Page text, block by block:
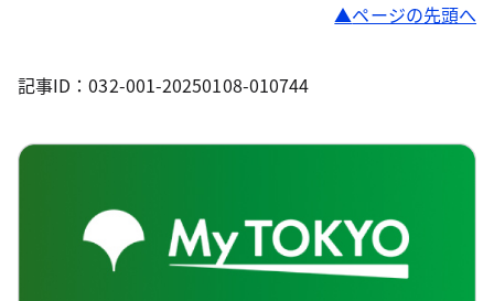
ページの先頭へ
記事ID：032-001-20250108-010744